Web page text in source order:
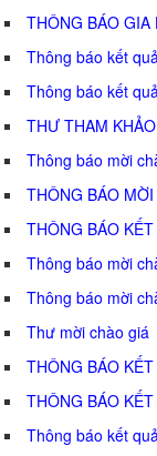
THÔNG BÁO GIA
Thông báo kết
Thông báo kết
THƯ THAM
Thông báo mời
THÔNG BÁO
THÔNG BÁO
Thông báo mời
Thông báo mời
Thư mời chào giá
THÔNG BÁO
THÔNG BÁO
Thông báo kết